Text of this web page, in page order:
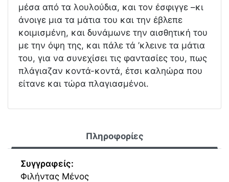
μέσα από τα λουλούδια, και τον έσφιγγε –κι
άνοιγε μια τα μάτια του και την έβλεπε
κοιμισμένη, και δυνάμωνε την αισθητική του
με την όψη της, και πάλε τά ’κλεινε τα μάτια
του, για να συνεχίσει τις φαντασίες του, πως
πλάγιαζαν κοντά-κοντά, έτσι καληώρα που
είτανε και τώρα πλαγιασμένοι.
Πληροφορίες
Συγγραφείς:
Φιλήντας Μένος